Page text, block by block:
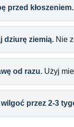
przed kłoszeniem.
dziurę ziemią. Nie
od razu. Użyj
przez 2-3